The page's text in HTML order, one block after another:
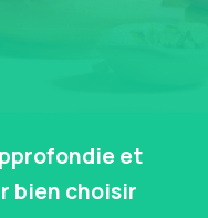
et
bien choisir